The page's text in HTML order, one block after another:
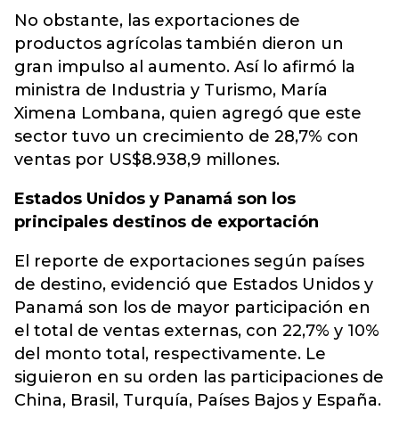
No obstante, las exportaciones de
productos agrícolas también dieron un
gran impulso al aumento. Así lo afirmó la
ministra de Industria y Turismo, María
Ximena Lombana, quien agregó que este
sector tuvo un crecimiento de 28,7% con
ventas por US$8.938,9 millones.
Estados Unidos y Panamá son los
principales destinos de exportación
El reporte de exportaciones según países
de destino, evidenció que Estados Unidos y
Panamá son los de mayor participación en
el total de ventas externas, con 22,7% y 10%
del monto total, respectivamente. Le
siguieron en su orden las participaciones de
China, Brasil, Turquía, Países Bajos y España.